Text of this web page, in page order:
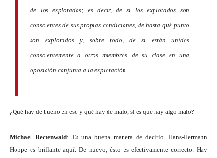
de los explotados; es decir, de si los explotados son
conscientes de sus propias condiciones, de hasta qué punto
son explotados y, sobre todo, de si están unidos
conscientemente a otros miembros de su clase en una
oposición conjunta a la explotación.
¿Qué hay de bueno en eso y qué hay de malo, si es que hay algo malo?
Michael Rectenwald: Es una buena manera de decirlo. Hans-Hermann
Hoppe es brillante aquí. De nuevo, ésto es efectivamente correcto. Hay